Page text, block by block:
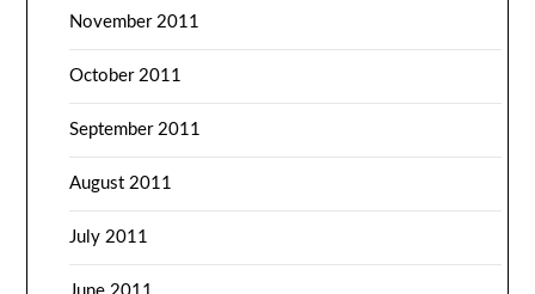
November 2011
October 2011
September 2011
August 2011
July 2011